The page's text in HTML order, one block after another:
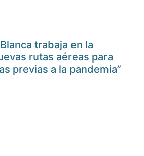
trabaja en la
rutas aéreas para
previas a la pandemia”